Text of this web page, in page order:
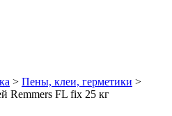
> Пены, клеи, герметики >
Remmers FL fix 25 кг